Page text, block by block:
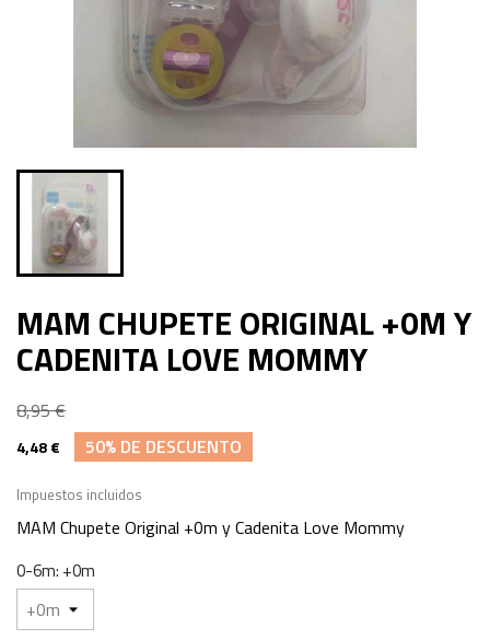
MAM CHUPETE ORIGINAL +0M Y
CADENITA LOVE MOMMY
8,95 €
4,48 € 50% DE DESCUENTO
Impuestos incluidos
MAM Chupete Original +0m y Cadenita Love Mommy
0-6m: +0m